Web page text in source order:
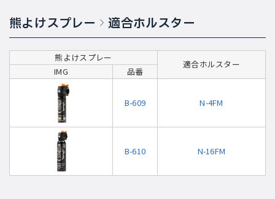
熊よけスプレー 適合ホルスター
熊よけスプレー
適合ホルスター
IMG 品番
B-609 N-4FM
B-610 N-16FM